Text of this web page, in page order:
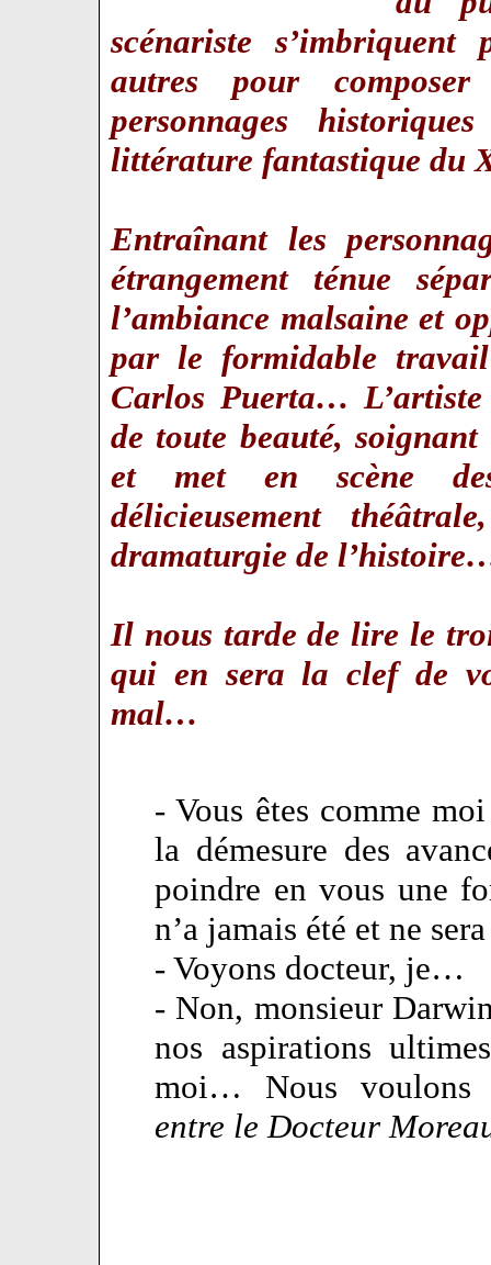
scénariste
autres pour
personnages
littérature fantastique du
Entraînant les
étrangement ténue
l’ambiance malsaine et
par le formidable travail
Carlos Puerta… L’artiste
de toute beauté,
et met en scène des
délicieusement
dramaturgie de
Il nous tarde de lire le
qui en sera la clef de
mal…
- Vous êtes comme
la démesure des
poindre en vous une
n’a jamais été et ne
- Voyons docteur, je…
- Non, monsieur
nos aspirations
moi… Nous voulons
entre le Docteur